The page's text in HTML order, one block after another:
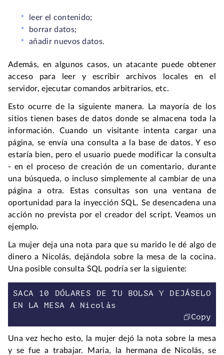
leer el contenido;
borrar datos;
añadir nuevos datos.
Además, en algunos casos, un atacante puede obtener
acceso para leer y escribir archivos locales en el
servidor, ejecutar comandos arbitrarios, etc.
Esto ocurre de la siguiente manera. La mayoría de los
sitios tienen bases de datos donde se almacena toda la
información. Cuando un visitante intenta cargar una
página, se envía una consulta a la base de datos. Y eso
estaría bien, pero el usuario puede modificar la consulta
- en el proceso de creación de un comentario, durante
una búsqueda, o incluso simplemente al cambiar de una
página a otra. Estas consultas son una ventana de
oportunidad para la inyección SQL. Se desencadena una
acción no prevista por el creador del script. Veamos un
ejemplo.
La mujer deja una nota para que su marido le dé algo de
dinero a Nicolás, dejándola sobre la mesa de la cocina.
Una posible consulta SQL podría ser la siguiente:
SACA 10 DÓLARES DE TU BOLSA Y DEJÁSELO
Copy
Una vez hecho esto, la mujer dejó la nota sobre la mesa
y se fue a trabajar. Maria, la hermana de Nicolás, se